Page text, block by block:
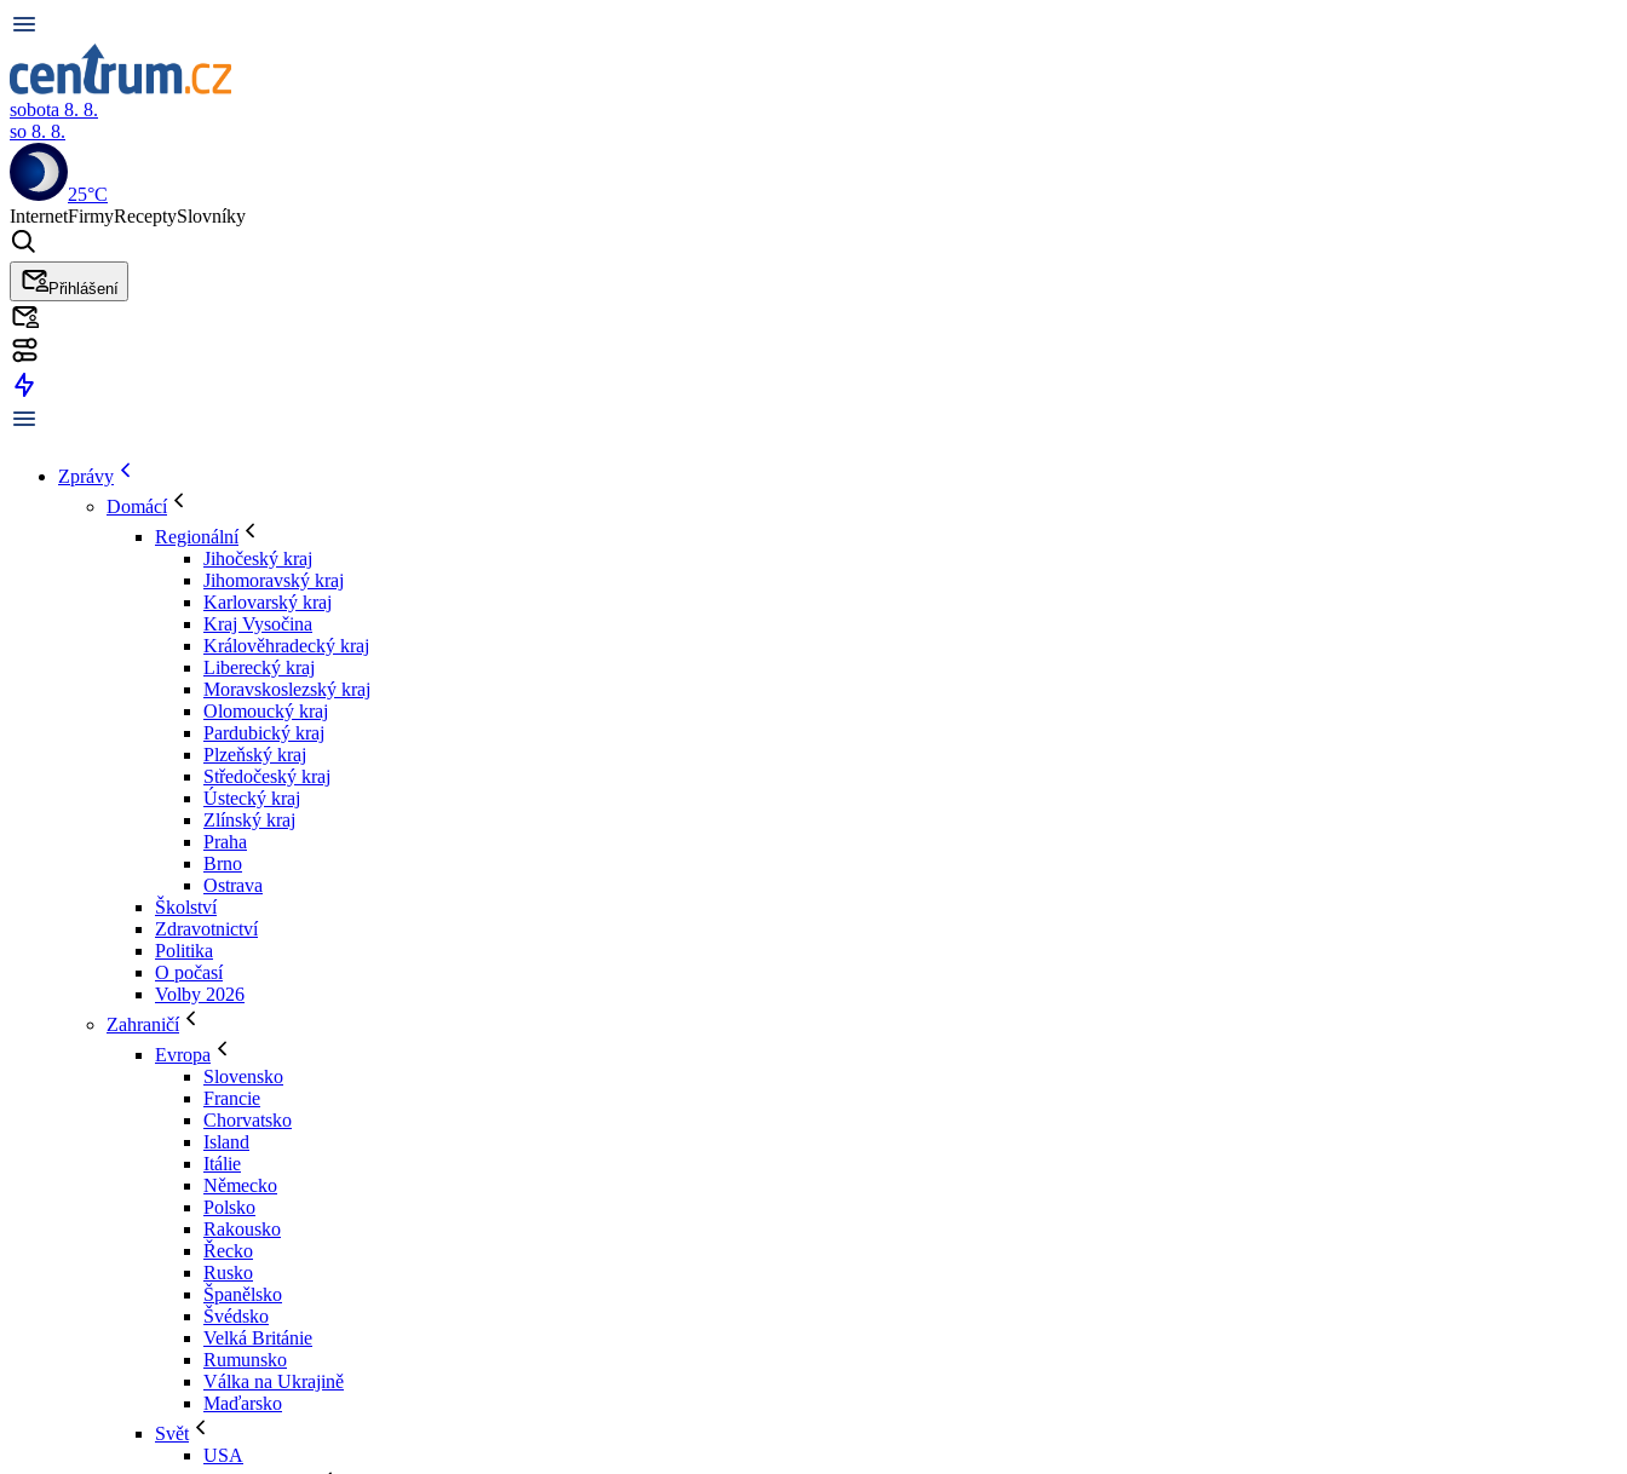
sobota 8. 8.
so 8. 8.
25°C
InternetFirmyReceptySlovníky
Přihlášení
Zprávy
Domácí
Regionální
Jihočeský kraj
Jihomoravský kraj
Karlovarský kraj
Kraj Vysočina
Králověhradecký kraj
Liberecký kraj
Moravskoslezský kraj
Olomoucký kraj
Pardubický kraj
Plzeňský kraj
Středočeský kraj
Ústecký kraj
Zlínský kraj
Praha
Brno
Ostrava
Školství
Zdravotnictví
Politika
O počasí
Volby 2026
Zahraničí
Evropa
Slovensko
Francie
Chorvatsko
Island
Itálie
Německo
Polsko
Rakousko
Řecko
Rusko
Španělsko
Švédsko
Velká Británie
Rumunsko
Válka na Ukrajině
Maďarsko
Svět
USA